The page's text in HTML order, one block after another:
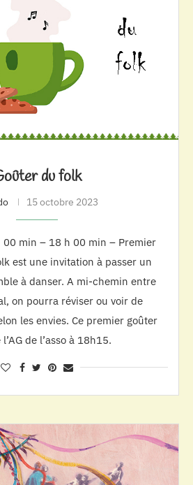
du folk
15 octobre 2023
min – 18 h 00 min – Premier
est une invitation à passer un
à danser. A mi-chemin entre
on pourra réviser ou voir de
les envies. Ce premier goûter
de l’asso à 18h15.